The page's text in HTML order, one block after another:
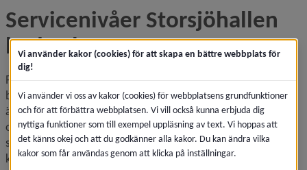
Servicenivåer Storsjöhallen
bad och gym
På Storsjöhallen Aquarena finns en 25-metersbassäng,
bubbelpool, rutschbanor, spacebowl samt djungelpool som
är en grund bassäng för de yngsta. Utöver simhall finns
också ett gym samt gruppträning. Storsjöhallen erbjuder
simskola för barn samt möjlighet att boka anläggningen för
kalas och event.
Vi använder kakor (cookies) för att skapa en bättre webbplats för
dig!
Vi använder vi oss av kakor (cookies) för webbplatsens grundfunktioner
och för att förbättra webbplatsen. Vi vill också kunna erbjuda dig
nyttiga funktioner som till exempel uppläsning av text. Vi hoppas att
det känns okej och att du godkänner alla kakor. Du kan ändra vilka
kakor som får användas genom att klicka på inställningar.